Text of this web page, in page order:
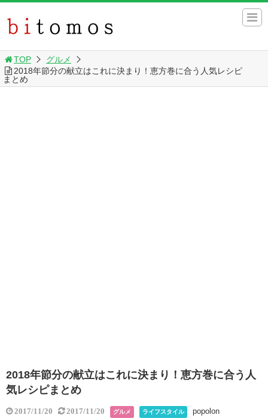
TOP
グルメ
2018年節分の献立はこれに決まり！恵方巻に合う人気レシピ
まとめ
2018年節分の献立はこれに決まり！恵方巻に合う人
気レシピまとめ
2017/11/20 2017/11/20 グルメ ライフスタイル popolon